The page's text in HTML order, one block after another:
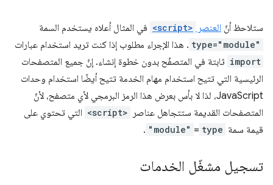
ستلاحظ أنّ العنصر <script> في المثال أعلاه يستخدم السمة
type="module" . هذا الإجراء مطلوب إذا كنت تريد استخدام عبارات
import ثابتة في المتصفّح بدون خطوة إنشاء. إنّ جميع المتصفحات
الرئيسية التي تتيح استخدام مهام الخدمة تتيح أيضًا استخدام وحدات
JavaScript، لذا لا بأس بعرض هذا الرمز البرمجي لأي متصفح، لأنّ
المتصفحات القديمة ستتجاهل عناصر
<script> التي تحتوي على
قيمة سمة type
‏=
"module"
.
تسجيل مشغّل الخدمات